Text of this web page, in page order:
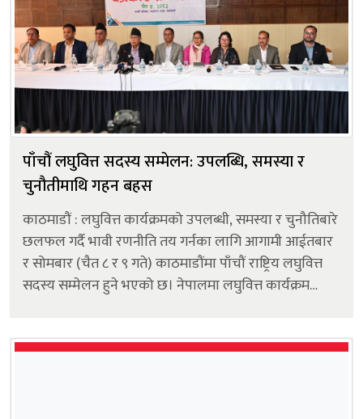
पाँचौं लघुवित्त सदस्य सम्मेलन: उपलब्धि, समस्या र
चुनौतीमाथि गहन बहस
काठमाडौं : लघुवित्त कार्यक्रमको उपलब्धी, समस्या र चुनौतिबारे
छलफल गर्दै भावी रणनीति तय गर्नका लागि आगामी आईतबार
र सोमबार (चैत ८ र ९ गते) काठमाडौंमा पाँचौं राष्ट्रिय लघुवित्त
सदस्य सम्मेलन हुने भएको छ। नेपालमा लघुवित्त कार्यक्रम